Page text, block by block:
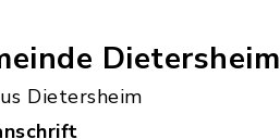
Dietersheim
Dietersheim